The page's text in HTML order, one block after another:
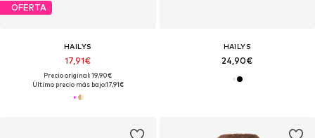
OFERTA
HAILYS
17,91€
Precio original: 19,90€
Último precio más bajo:17,91€
HAILYS
24,90€